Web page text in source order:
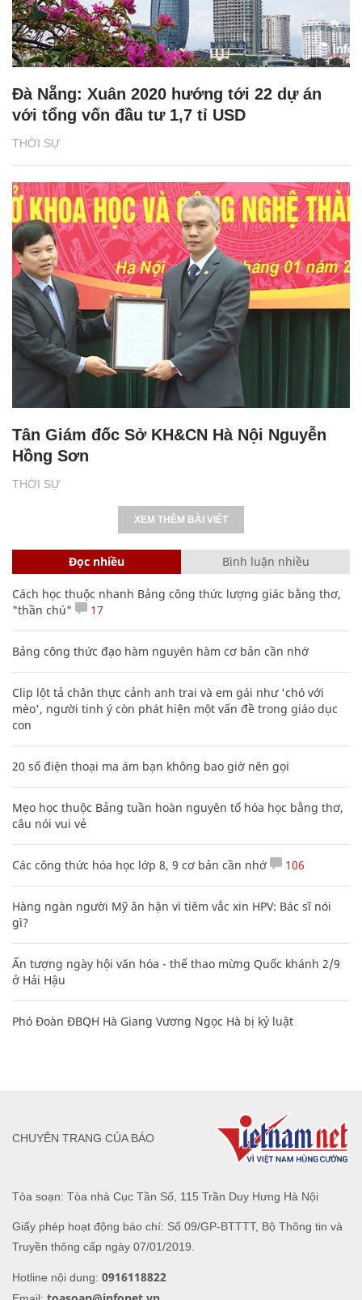
THỜI SỰ
Đà Nẵng: Xuân 2020 hướng tới 22 dự án
với tổng vốn đầu tư 1,7 tỉ USD
THỜI SỰ
Tân Giám đốc Sở KH&CN Hà Nội Nguyễn
Hồng Sơn
XEM THÊM BÀI VIẾT
Đọc nhiều Bình luận nhiều
Cách học thuộc nhanh Bảng công thức lượng giác bằng thơ,
"thần chú"
17
Bảng công thức đạo hàm nguyên hàm cơ bản cần nhớ
Clip lột tả chân thực cảnh anh trai và em gái như 'chó với
mèo', người tinh ý còn phát hiện một vấn đề trong giáo dục
con
20 số điện thoại ma ám bạn không bao giờ nên gọi
Mẹo học thuộc Bảng tuần hoàn nguyên tố hóa học bằng thơ,
câu nói vui vẻ
Các công thức hóa học lớp 8, 9 cơ bản cần nhớ 106
Hàng ngàn người Mỹ ân hận vì tiêm vắc xin HPV: Bác sĩ nói
gì?
Ấn tượng ngày hội văn hóa - thể thao mừng Quốc khánh 2/9
ở Hải Hậu
Phó Đoàn ĐBQH Hà Giang Vương Ngọc Hà bị kỷ luật
Tòa soạn: Tòa nhà Cục Tần Số, 115 Trần Duy Hưng Hà Nội
Giấy phép hoạt động báo chí: Số 09/GP-BTTTT, Bộ Thông tin và
Truyền thông cấp ngày 07/01/2019.
Hotline nội dung: 0916118822
CHUYÊN TRANG CỦA BÁO